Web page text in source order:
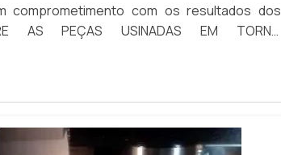
comprometimento com os resultados dos
AS PEÇAS USINADAS EM TORNO
eficientes de demonstrar competência e